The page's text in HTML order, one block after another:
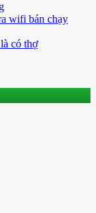
wifi bán chạy
có thợ